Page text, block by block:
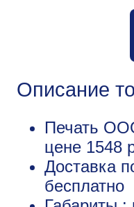
Описание
Печать
цене 1548
Доставка
бесплатно